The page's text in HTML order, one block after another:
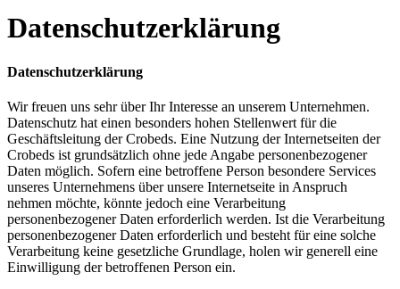
Datenschutzerklärung
Datenschutzerklärung
Wir freuen uns sehr über Ihr Interesse an unserem Unternehmen.
Datenschutz hat einen besonders hohen Stellenwert für die
Geschäftsleitung der Crobeds. Eine Nutzung der Internetseiten der
Crobeds ist grundsätzlich ohne jede Angabe personenbezogener
Daten möglich. Sofern eine betroffene Person besondere Services
unseres Unternehmens über unsere Internetseite in Anspruch
nehmen möchte, könnte jedoch eine Verarbeitung
personenbezogener Daten erforderlich werden. Ist die Verarbeitung
personenbezogener Daten erforderlich und besteht für eine solche
Verarbeitung keine gesetzliche Grundlage, holen wir generell eine
Einwilligung der betroffenen Person ein.